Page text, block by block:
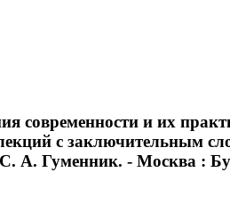
и их
с заключительным
А. Гуменник. - Москва :